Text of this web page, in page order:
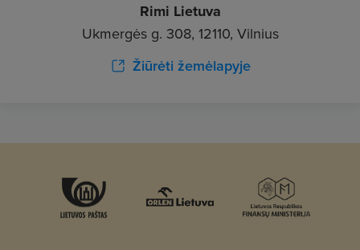
Rimi Lietuva
Ukmergės g. 308, 12110, Vilnius
Žiūrėti žemėlapyje